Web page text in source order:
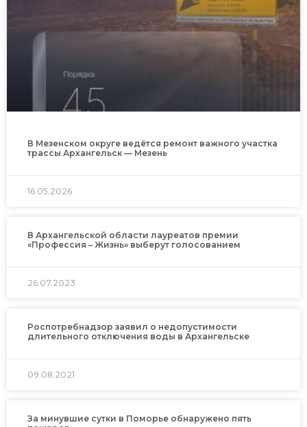
В Мезенском округе ведётся ремонт важного участка
трассы Архангельск — Мезень
16.05.2026
В Архангельской области лауреатов премии
«Профессия – Жизнь» выберут голосованием
26.07.2023
Роспотребнадзор заявил о недопустимости
длительного отключения воды в Архангельске
09.08.2021
За минувшие сутки в Поморье обнаружено пять